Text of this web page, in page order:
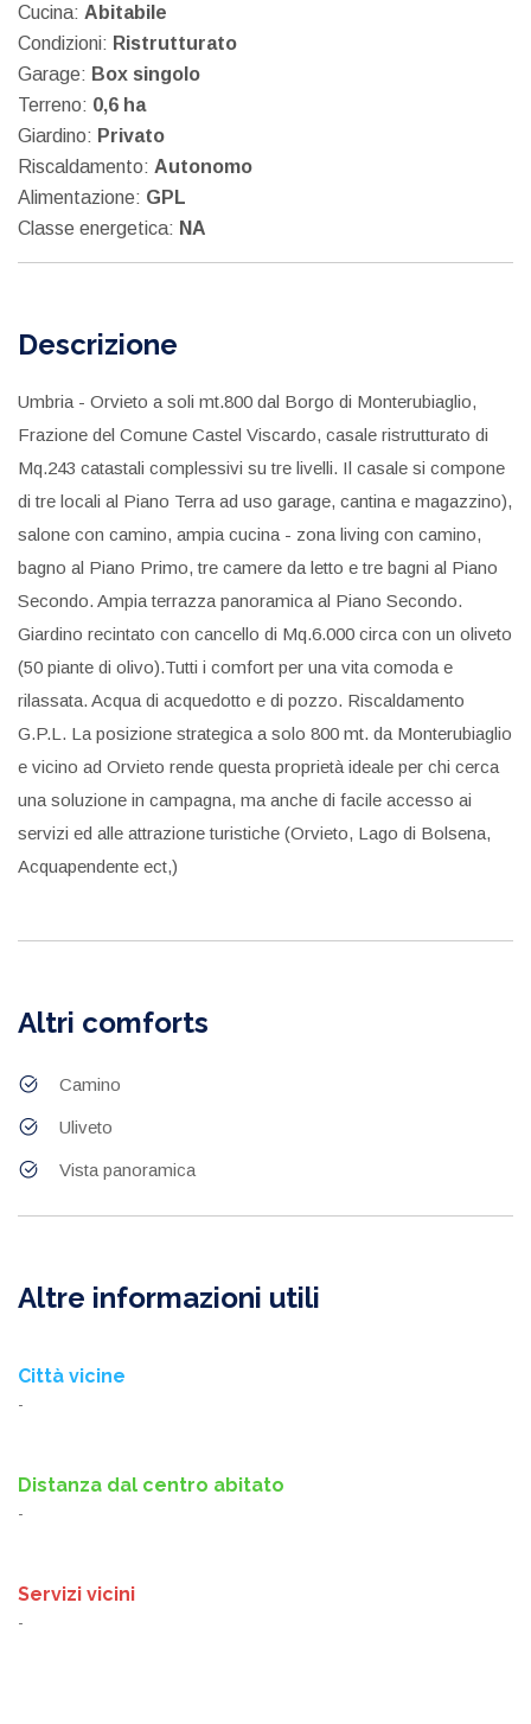
Cucina: Abitabile
Condizioni: Ristrutturato
Garage: Box singolo
Terreno: 0,6 ha
Giardino: Privato
Riscaldamento: Autonomo
Alimentazione: GPL
Classe energetica: NA
Descrizione
Umbria - Orvieto a soli mt.800 dal Borgo di Monterubiaglio,
Frazione del Comune Castel Viscardo, casale ristrutturato di
Mq.243 catastali complessivi su tre livelli. Il casale si compone
di tre locali al Piano Terra ad uso garage, cantina e magazzino),
salone con camino, ampia cucina - zona living con camino,
bagno al Piano Primo, tre camere da letto e tre bagni al Piano
Secondo. Ampia terrazza panoramica al Piano Secondo.
Giardino recintato con cancello di Mq.6.000 circa con un oliveto
(50 piante di olivo).Tutti i comfort per una vita comoda e
rilassata. Acqua di acquedotto e di pozzo. Riscaldamento
G.P.L. La posizione strategica a solo 800 mt. da Monterubiaglio
e vicino ad Orvieto rende questa proprietà ideale per chi cerca
una soluzione in campagna, ma anche di facile accesso ai
servizi ed alle attrazione turistiche (Orvieto, Lago di Bolsena,
Acquapendente ect,)
Altri comforts
Camino
Uliveto
Vista panoramica
Altre informazioni utili
Città vicine
-
Distanza dal centro abitato
-
Servizi vicini
-